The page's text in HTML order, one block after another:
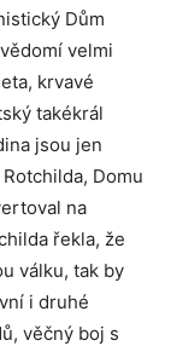
Dům
velmi
krvavé
takékrál
jsou jen
Domu
na
řekla, že
válku, tak by
i druhé
věčný boj s